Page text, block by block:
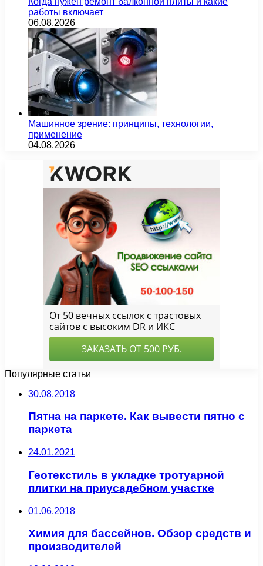
работы включает
06.08.2026
Машинное зрение: принципы, технологии,
применение
04.08.2026
Популярные статьи
30.08.2018
Пятна на паркете. Как вывести пятно с
паркета
24.01.2021
Геотекстиль в укладке тротуарной
плитки на приусадебном участке
01.06.2018
Химия для бассейнов. Обзор средств и
производителей